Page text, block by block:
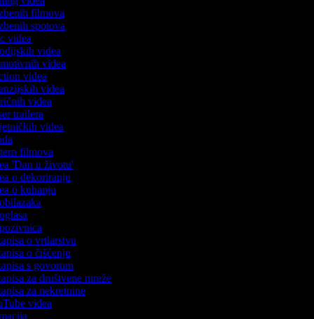
filmova
spotova
videa
videa
videa
videa
videa
videa
trailera
videa
filmova
'Dan u životu'
o dekoriranju
o kuhanju
o vrtlarstvu
o čišćenju
s govorom
za društvene mreže
za nekretnine
videa